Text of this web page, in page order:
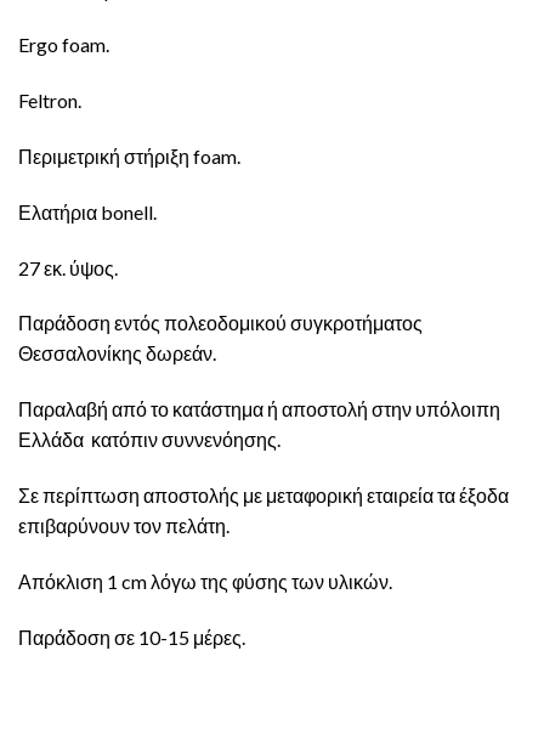
Ergo foam.
Feltron.
Περιμετρική στήριξη foam.
Ελατήρια bonell.
27 εκ. ύψος.
Παράδοση εντός πολεοδομικού συγκροτήματος
Θεσσαλονίκης δωρεάν.
Παραλαβή από το κατάστημα ή αποστολή στην υπόλοιπη
Ελλάδα κατόπιν συννενόησης.
Σε περίπτωση αποστολής με μεταφορική εταιρεία τα έξοδα
επιβαρύνουν τον πελάτη.
Απόκλιση 1 cm λόγω της φύσης των υλικών.
Παράδοση σε 10-15 μέρες.